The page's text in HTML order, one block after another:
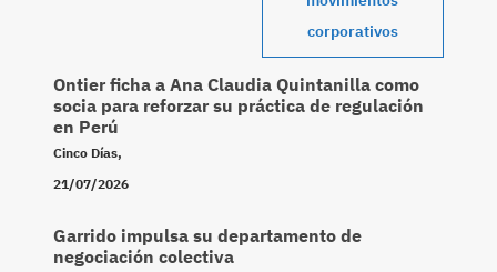
corporativos
Ontier ficha a Ana Claudia Quintanilla como
socia para reforzar su práctica de regulación
en Perú
Cinco Días,
21/07/2026
Garrido impulsa su departamento de
negociación colectiva